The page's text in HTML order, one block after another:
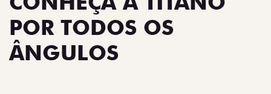
CONHEÇA A TITANO
POR TODOS OS